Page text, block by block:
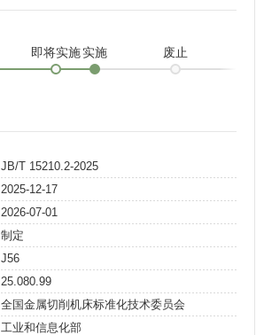
即将实施实施 废止
JB/T 15210.2-2025
2025-12-17
2026-07-01
制定
J56
25.080.99
全国金属切削机床标准化技术委员会
工业和信息化部